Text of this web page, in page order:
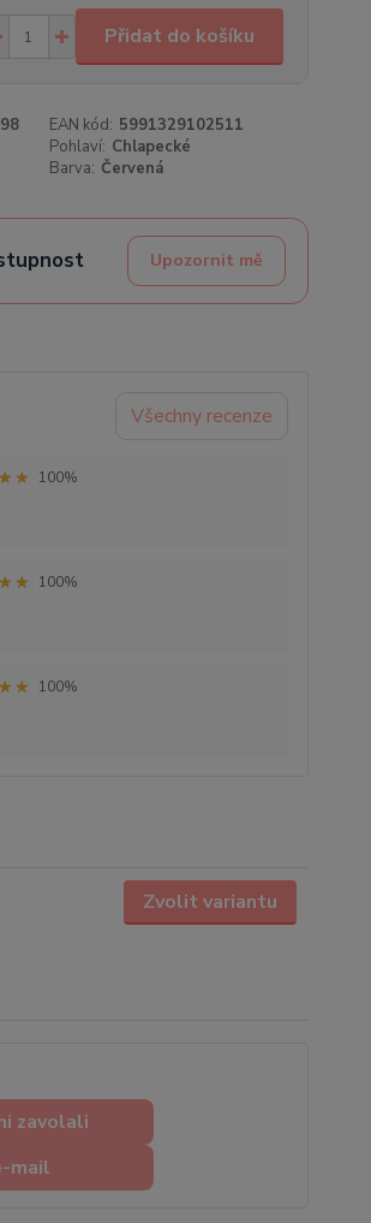
Přidat do košíku
EAN kód: 5991329102511
Pohlaví: Chlapecké
Barva: Červená
Upozornit mě
Všechny recenze
100%
100%
100%
Zvolit variantu
zavolali
mail